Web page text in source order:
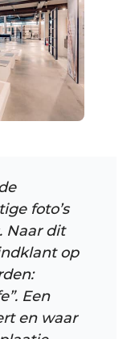
foto’s
Naar dit
op
Een
en waar